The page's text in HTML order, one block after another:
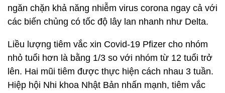
ngăn chặn khả năng nhiễm virus corona ngay cả với
các biến chủng có tốc độ lây lan nhanh như Delta.
Liều lượng tiêm vắc xin Covid-19 Pfizer cho nhóm
nhỏ tuổi hơn là bằng 1/3 so với nhóm từ 12 tuổi trở
lên. Hai mũi tiêm được thực hiện cách nhau 3 tuần.
Hiệp hội Nhi khoa Nhật Bản nhấn mạnh, tiêm vắc